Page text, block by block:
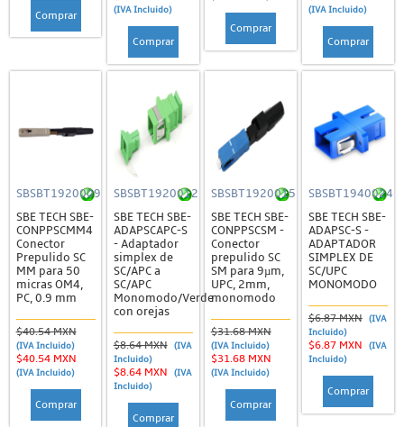
Comprar (IVA Incluido)
Comprar
Comprar
(IVA Incluido)
Comprar
SBSBT1920009
SBE TECH SBE-
CONPPSCMM4
Conector
Prepulido SC
MM para 50
micras OM4,
PC, 0.9 mm
$40.54 MXN
(IVA Incluido)
$40.54 MXN
(IVA Incluido)
Comprar
SBSBT1920012
SBE TECH SBE-
ADAPSCAPC-S
- Adaptador
simplex de
SC/APC a
SC/APC
Monomodo/Verde
con orejas
$8.64 MXN
(IVA
Incluido)
$8.64 MXN
(IVA
Incluido)
Comprar
SBSBT1920015
SBE TECH SBE-
CONPPSCSM -
Conector
prepulido SC
SM para 9µm,
UPC, 2mm,
monomodo
$31.68 MXN
(IVA Incluido)
$31.68 MXN
(IVA Incluido)
Comprar
SBSBT1940024
SBE TECH SBE-
ADAPSC-S -
ADAPTADOR
SIMPLEX DE
SC/UPC
MONOMODO
$6.87 MXN
(IVA
Incluido)
$6.87 MXN
(IVA
Incluido)
Comprar